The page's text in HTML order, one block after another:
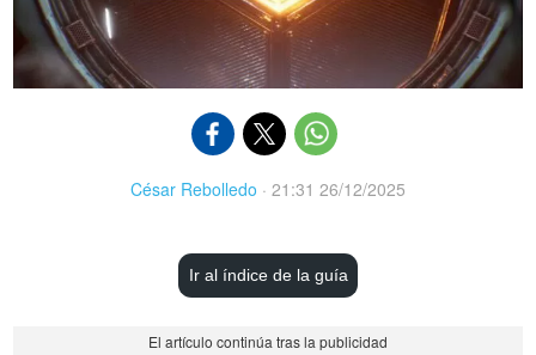
César Rebolledo · 21:31 26/12/2025
Ir al índice de la guía